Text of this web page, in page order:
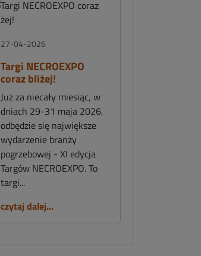
27-04-2026
Targi NECROEXPO
coraz bliżej!
Już za niecały miesiąc, w
dniach 29-31 maja 2026,
odbędzie się największe
wydarzenie branży
pogrzebowej - XI edycja
Targów NECROEXPO. To
targi...
czytaj dalej...